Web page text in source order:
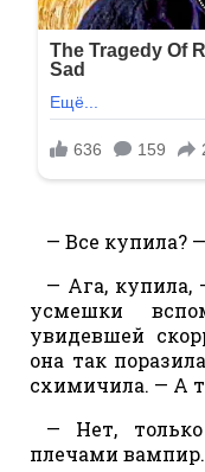
— Все купила?
— Ага, купила,
усмешки
увидевшей
она так
схимичила. — А
— Нет,
плечами вампир.